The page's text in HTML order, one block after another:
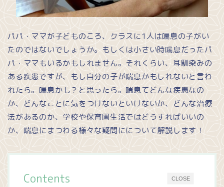
パパ・ママが子どものころ、クラスに1人は喘息の子がい
たのではないでしょうか。もしくは小さい時喘息だったパ
パ・ママもいるかもしれません。それくらい、耳馴染みの
ある疾患ですが、もし自分の子が喘息かもしれないと言わ
れたら。喘息かも？と思ったら。喘息てどんな疾患なの
か、どんなことに気をつけないといけないか、どんな治療
法があるのか、学校や保育園生活ではどうすればいいの
か、喘息にまつわる様々な疑問にについて解説します！
CLOSE
Contents